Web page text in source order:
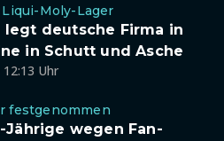
Moly-Lager
legt deutsche Firma in
in Schutt und Asche
12:13 Uhr
festgenommen
Jährige wegen Fan-